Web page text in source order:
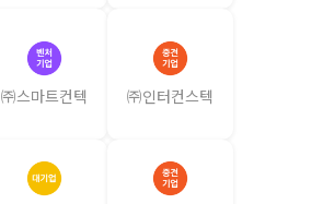
㈜스마트컨텍 ㈜인터컨스텍